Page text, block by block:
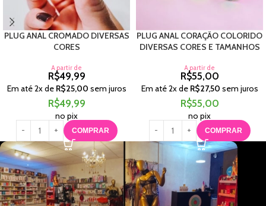
PLUG ANAL CROMADO DIVERSAS
CORES
A partir de
R$49,99
Em até2x de R$25,00 sem juros
R$49,99
no pix
COMPRAR
PLUG ANAL CORAÇÃO COLORIDO
DIVERSAS CORES E TAMANHOS
A partir de
R$55,00
Em até2x de R$27,50 sem juros
R$55,00
no pix
COMPRAR